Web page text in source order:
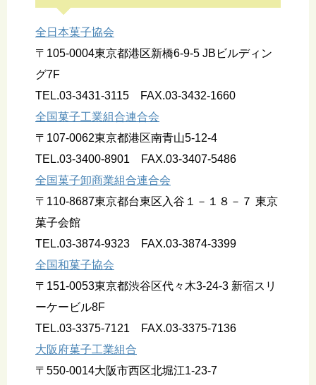
全日本菓子協会
〒105-0004東京都港区新橋6-9-5 JBビルディン
グ7F
TEL.03-3431-3115 FAX.03-3432-1660
全国菓子工業組合連合会
〒107-0062東京都港区南青山5-12-4
TEL.03-3400-8901 FAX.03-3407-5486
全国菓子卸商業組合連合会
〒110-8687東京都台東区入谷１－１８－７ 東京
菓子会館
TEL.03-3874-9323 FAX.03-3874-3399
全国和菓子協会
〒151-0053東京都渋谷区代々木3-24-3 新宿スリ
ーケービル8F
TEL.03-3375-7121 FAX.03-3375-7136
大阪府菓子工業組合
〒550-0014大阪市西区北堀江1-23-7